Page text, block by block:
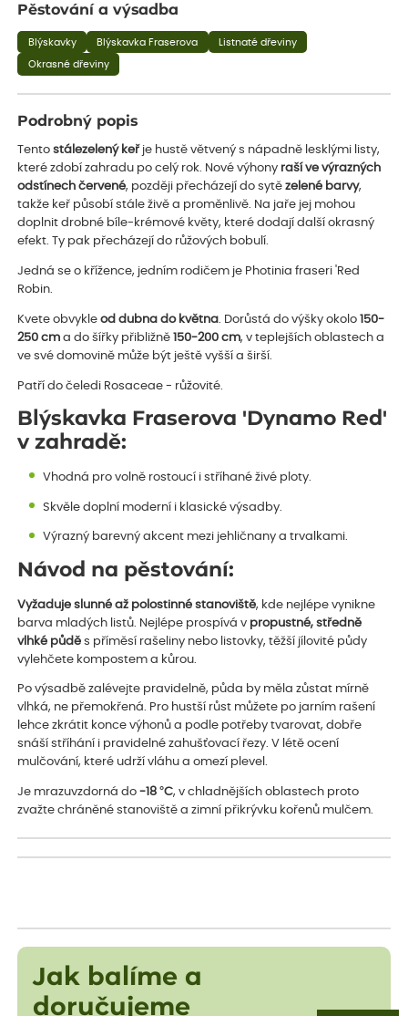
Pěstování a výsadba
Blýskavky Blýskavka Fraserova Listnaté dřeviny
Okrasné dřeviny
Podrobný popis
Tentostálezelený keř je hustě větvený s nápadně lesklými listy,
které zdobí zahradu po celý rok. Nové výhony raší ve výrazných
odstínech červené, později přecházejí do sytězelené barvy,
takže keř působí stále živě a proměnlivě. Na jaře jej mohou
doplnit drobné bíle-krémové květy, které dodají další okrasný
efekt. Ty pak přecházejí do růžových bobulí.
Jedná se o křížence, jedním rodičem je Photinia fraseri 'Red
Robin.
Kvete obvykleod dubna do května. Dorůstá do výšky okolo150-
250 cm a do šířky přibližně150-200 cm, v teplejších oblastech a
ve své domovině může být ještě vyšší a širší.
Patří do čeledi Rosaceae - růžovité.
Blýskavka Fraserova 'Dynamo Red'
v zahradě:
Vhodná pro volně rostoucí i stříhané živé ploty.
Skvěle doplní moderní i klasické výsadby.
Výrazný barevný akcent mezi jehličnany a trvalkami.
Návod na pěstování:
Vyžaduje slunné až polostinné stanoviště, kde nejlépe vynikne
barva mladých listů. Nejlépe prospívá v propustné, středně
vlhké půdě s příměsí rašeliny nebo listovky, těžší jílovité půdy
vylehčete kompostem a kůrou.
Po výsadbě zalévejte pravidelně, půda by měla zůstat mírně
vlhká, ne přemokřená. Pro hustší růst můžete po jarním rašení
lehce zkrátit konce výhonů a podle potřeby tvarovat, dobře
snáší stříhání i pravidelné zahušťovací řezy. V létě ocení
mulčování, které udrží vláhu a omezí plevel.
Je mrazuvzdorná do-18 °C, v chladnějších oblastech proto
zvažte chráněné stanoviště a zimní přikrývku kořenů mulčem.
Jak balíme a
doručujeme